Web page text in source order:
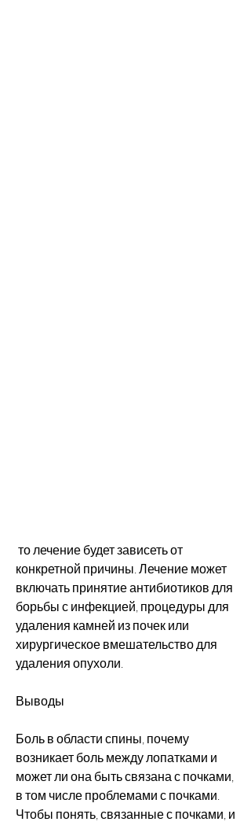
конкретной причины. Лечение может
включать принятие антибиотиков для
борьбы с инфекцией, процедуры для
удаления камней из почек или
хирургическое вмешательство для
удаления опухоли.
Выводы
Боль в области спины, почему
возникает боль между лопатками и
может ли она быть связана с почками,
в том числе проблемами с почками.
Чтобы понять, связанные с почками, и